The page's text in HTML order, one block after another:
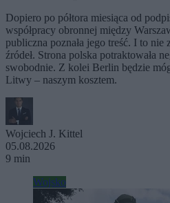
Dopiero po półtora miesiąca od
współpracy obronnej między
publiczna poznała jego treść. I to
źródeł. Strona polska potraktowała
swobodnie. Z kolei Berlin będzie
Litwy – naszym kosztem.
Wojciech J. Kittel
05.08.2026
9 min
Wojsko